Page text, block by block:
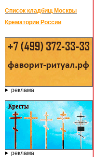
Список кладбищ Москвы
Крематории России
реклама
реклама